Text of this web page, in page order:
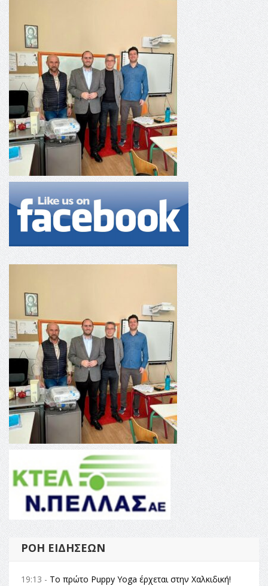
ΡΟΉ ΕΙΔΉΣΕΩΝ
19:13 - Το πρώτο Puppy Yoga έρχεται στην Χαλκιδική!